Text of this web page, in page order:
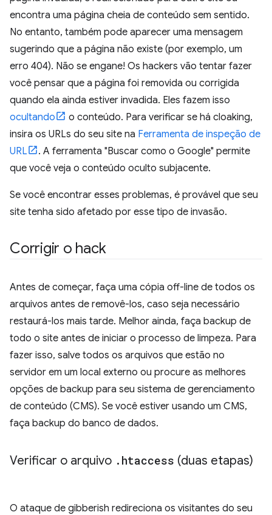
encontra uma página cheia de conteúdo sem sentido.
No entanto, também pode aparecer uma mensagem
sugerindo que a página não existe (por exemplo, um
erro 404). Não se engane! Os hackers vão tentar fazer
você pensar que a página foi removida ou corrigida
quando ela ainda estiver invadida. Eles fazem isso
ocultando
o conteúdo. Para verificar se há cloaking,
insira os URLs do seu site na Ferramenta de inspeção de
URL
. A ferramenta "Buscar como o Google" permite
que você veja o conteúdo oculto subjacente.
Se você encontrar esses problemas, é provável que seu
site tenha sido afetado por esse tipo de invasão.
Corrigir o hack
Antes de começar, faça uma cópia off-line de todos os
arquivos antes de removê-los, caso seja necessário
restaurá-los mais tarde. Melhor ainda, faça backup de
todo o site antes de iniciar o processo de limpeza. Para
fazer isso, salve todos os arquivos que estão no
servidor em um local externo ou procure as melhores
opções de backup para seu sistema de gerenciamento
de conteúdo (CMS). Se você estiver usando um CMS,
faça backup do banco de dados.
Verificar o arquivo . htaccess (duas etapas)
O ataque de gibberish redireciona os visitantes do seu